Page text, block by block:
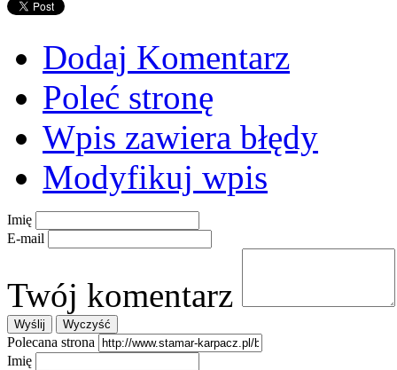
Dodaj Komentarz
Poleć stronę
Wpis zawiera błędy
Modyfikuj wpis
Imię
E-mail
Twój komentarz
Polecana strona
Imię